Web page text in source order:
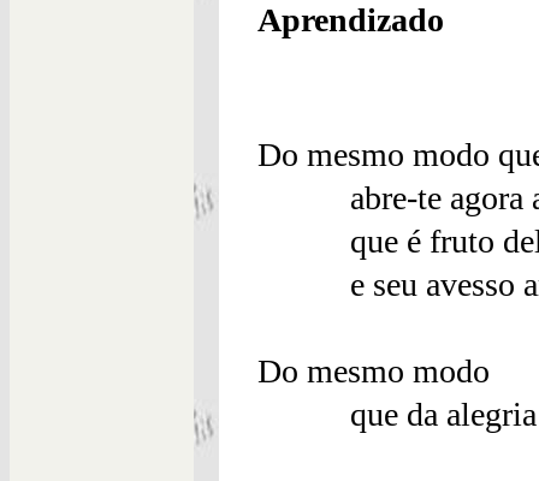
Aprendizado
Do mesmo modo
abre-te agora
que é fruto
e seu avesso
Do mesmo modo
que da alegria